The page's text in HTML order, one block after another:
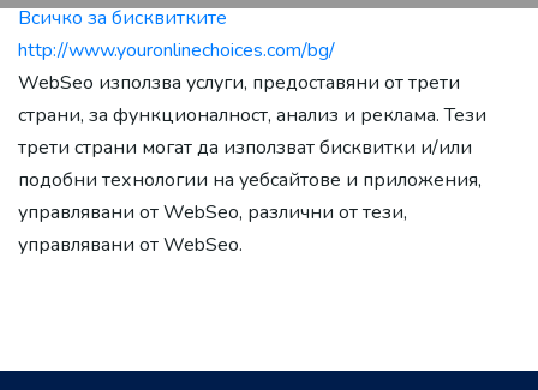
Всичко за бисквитките
http://www.youronlinechoices.com/bg/
WebSeo използва услуги, предоставяни от трети
страни, за функционалност, анализ и реклама. Тези
трети страни могат да използват бисквитки и/или
подобни технологии на уебсайтове и приложения,
управлявани от WebSeo, различни от тези,
управлявани от WebSeo.